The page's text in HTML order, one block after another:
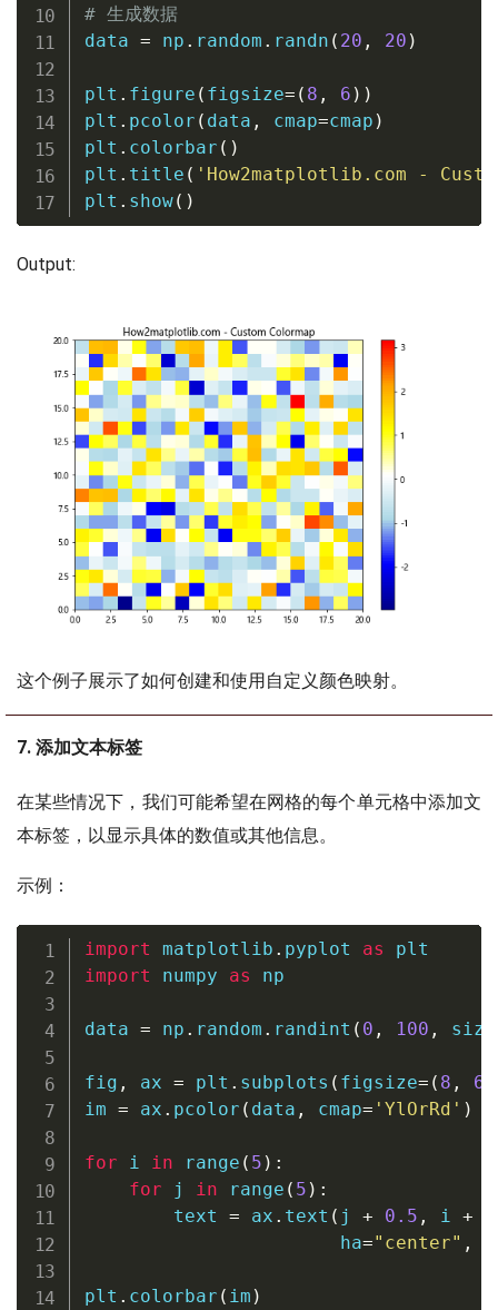
# 生成数据
data = np . random . randn ( 20 , 20 )
plt . figure ( figsize= ( 8 , 6 ) )
plt . pcolor ( data , cmap=cmap )
plt . colorbar ( )
plt . title ( 'How2matplotlib.com -
plt . show( )
Output:
这个例子展示了如何创建和使用自定义颜色映射。
7. 添加文本标签
在某些情况下，我们可能希望在网格的每个单元格中添加文
本标签，以显示具体的数值或其他信息。
示例：
import matplotlib . pyplot as
import numpy as np
data = np . random . randint ( 0 , 100 , size
fig , ax = plt . subplots ( figsize= ( 8 , 6
im = ax . pcolor ( data , cmap= 'YlOrRd' )
for i in range ( 5 ) :
for j in range ( 5 ) :
        text
= ax . text ( j + 0.5 , i +
                       ha
="center" ,
plt . colorbar ( im )